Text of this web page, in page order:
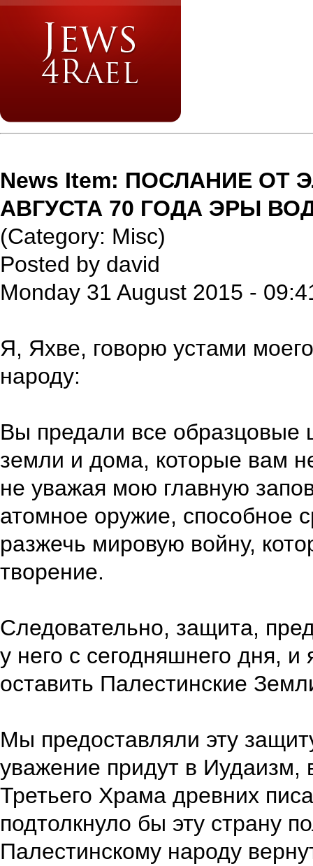
News Item: ПОСЛАНИЕ ОТ
АВГУСТА 70 ГОДА ЭРЫ
(Category: Misc)
Posted by david
Monday 31 August 2015 -
Я, Яхве, говорю устами
народу:
Вы предали все образцовые
земли и дома, которые вам
не уважая мою главную
атомное оружие, способное
разжечь мировую войну,
творение.
Следовательно, защита,
у него с сегодняшнего дня,
оставить Палестинские
Мы предоставляли эту
уважение придут в Иудаизм,
Третьего Храма древних
подтолкнуло бы эту страну
Палестинскому народу